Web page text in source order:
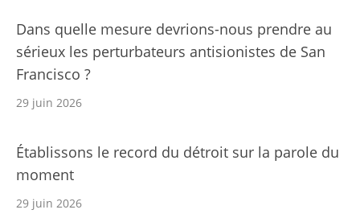
Dans quelle mesure devrions-nous prendre au
sérieux les perturbateurs antisionistes de San
Francisco ?
29 juin 2026
Établissons le record du détroit sur la parole du
moment
29 juin 2026